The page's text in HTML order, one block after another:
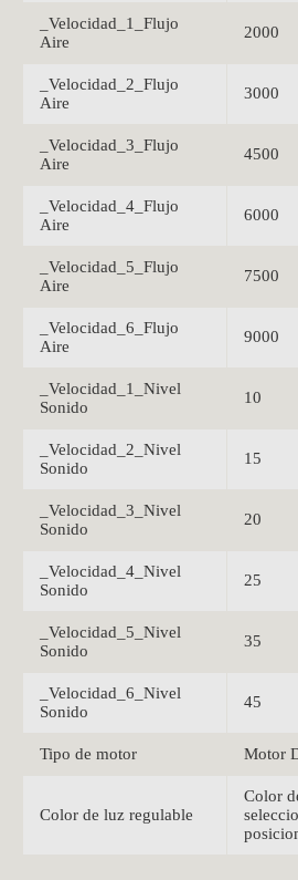
_Velocidad_1_Flujo
Aire
2000
_Velocidad_2_Flujo
Aire
3000
_Velocidad_3_Flujo
Aire
4500
_Velocidad_4_Flujo
Aire
6000
_Velocidad_5_Flujo
Aire
7500
_Velocidad_6_Flujo
Aire
9000
_Velocidad_1_Nivel
Sonido
10
_Velocidad_2_Nivel
Sonido
15
_Velocidad_3_Nivel
Sonido
20
_Velocidad_4_Nivel
Sonido
25
_Velocidad_5_Nivel
Sonido
35
_Velocidad_6_Nivel
Sonido
45
Tipo de motor Motor
Color de luz regulable
Color